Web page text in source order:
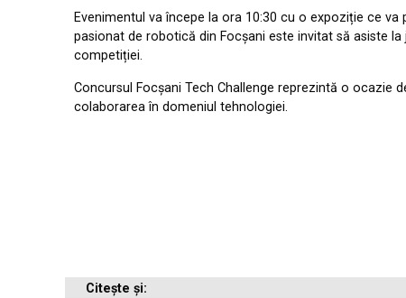
Evenimentul va începe la ora 10:30 cu o expoziție ce
pasionat de robotică din Focșani este invitat să asiste
competiției.
Concursul Focșani Tech Challenge reprezintă o ocazie
colaborarea în domeniul tehnologiei.
Citește și: